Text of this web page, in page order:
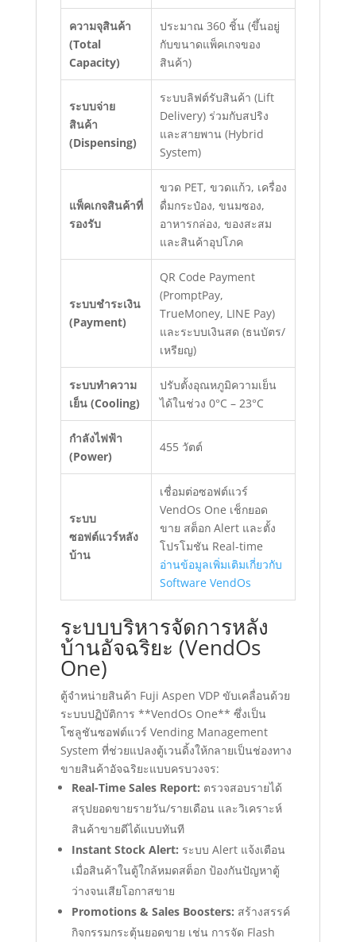
ความจุสินค้า
(Total
Capacity)
ประมาณ 360 ชิ้น (ขึ้นอยู่
กับขนาดแพ็คเกจของ
สินค้า)
ระบบจ่าย
สินค้า
(Dispensing)
ระบบลิฟต์รับสินค้า (Lift
Delivery) ร่วมกับสปริง
และสายพาน (Hybrid
System)
แพ็คเกจสินค้าที่
รองรับ
ขวด PET, ขวดแก้ว, เครื่อง
ดื่มกระป๋อง, ขนมซอง,
อาหารกล่อง, ของสะสม
และสินค้าอุปโภค
ระบบชำระเงิน
(Payment)
QR Code Payment
(PromptPay,
TrueMoney, LINE Pay)
และระบบเงินสด (ธนบัตร/
เหรียญ)
ระบบทำความ
เย็น (Cooling)
ปรับตั้งอุณหภูมิความเย็น
ได้ในช่วง 0°C – 23°C
กำลังไฟฟ้า
(Power)
455 วัตต์
ระบบ
ซอฟต์แวร์หลัง
บ้าน
เชื่อมต่อซอฟต์แวร์
VendOs One เช็กยอด
ขาย สต็อก Alert และตั้ง
โปรโมชัน Real-time
อ่านข้อมูลเพิ่มเติมเกี่ยวกับ
Software VendOs
ระบบบริหารจัดการหลัง
บ้านอัจฉริยะ (VendOs
One)
ตู้จำหน่ายสินค้า Fuji Aspen VDP ขับเคลื่อนด้วย
ระบบปฏิบัติการ **VendOs One** ซึ่งเป็น
โซลูชันซอฟต์แวร์ Vending Management
System ที่ช่วยแปลงตู้เวนดิ้งให้กลายเป็นช่องทาง
ขายสินค้าอัจฉริยะแบบครบวงจร:
Real-Time Sales Report: ตรวจสอบรายได้
สรุปยอดขายรายวัน/รายเดือน และวิเคราะห์
สินค้าขายดีได้แบบทันที
Instant Stock Alert: ระบบ Alert แจ้งเตือน
เมื่อสินค้าในตู้ใกล้หมดสต็อก ป้องกันปัญหาตู้
ว่างจนเสียโอกาสขาย
Promotions & Sales Boosters: สร้างสรรค์
กิจกรรมกระตุ้นยอดขาย เช่น การจัด Flash